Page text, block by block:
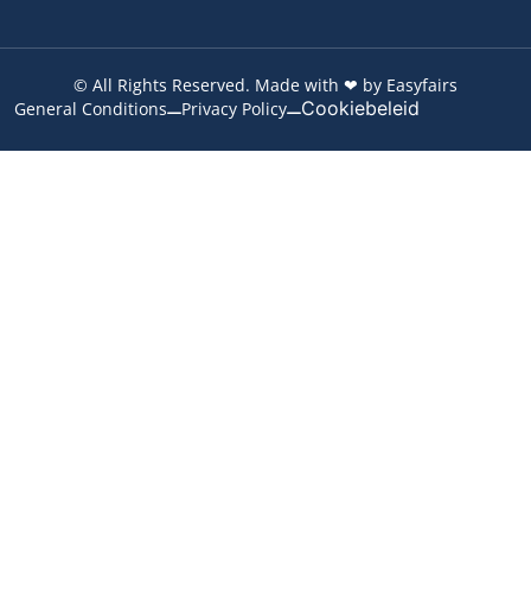
© All Rights Reserved. Made with ❤ by Easyfairs
General Conditions
Privacy Policy Cookiebeleid